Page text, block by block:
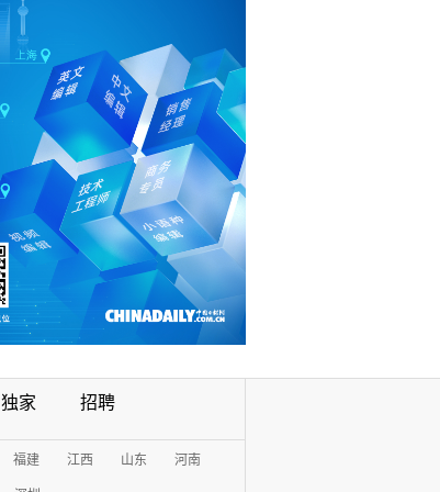
独家 招聘
福建 江西 山东 河南